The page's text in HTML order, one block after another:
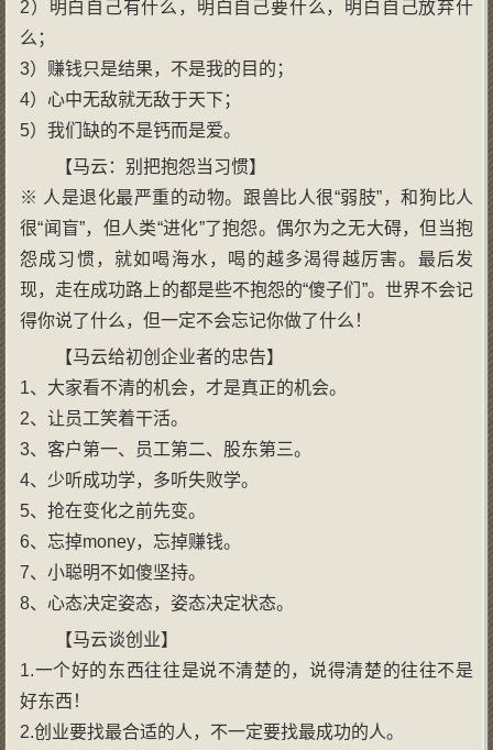
2）明白自己有什么，明白自己要什么，明白自己放弃什
么；
3）赚钱只是结果，不是我的目的；
4）心中无敌就无敌于天下；
5）我们缺的不是钙而是爱。
【马云：别把抱怨当习惯】
※ 人是退化最严重的动物。跟兽比人很“弱肢”，和狗比人
很“闻盲”，但人类“进化”了抱怨。偶尔为之无大碍，但当抱
怨成习惯，就如喝海水，喝的越多渴得越厉害。最后发
现，走在成功路上的都是些不抱怨的“傻子们”。世界不会记
得你说了什么，但一定不会忘记你做了什么！
【马云给初创企业者的忠告】
1、大家看不清的机会，才是真正的机会。
2、让员工笑着干活。
3、客户第一、员工第二、股东第三。
4、少听成功学，多听失败学。
5、抢在变化之前先变。
6、忘掉money，忘掉赚钱。
7、小聪明不如傻坚持。
8、心态决定姿态，姿态决定状态。
【马云谈创业】
1.一个好的东西往往是说不清楚的，说得清楚的往往不是
好东西！
2.创业要找最合适的人，不一定要找最成功的人。